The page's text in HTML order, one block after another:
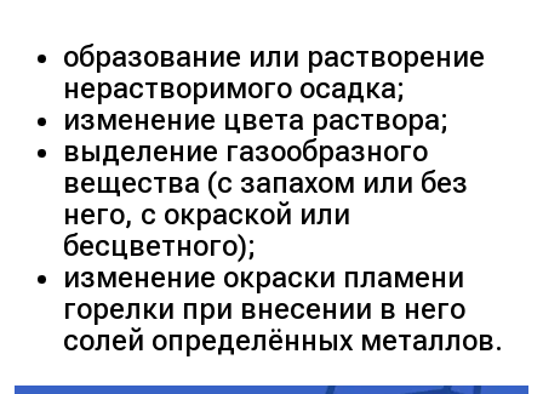
образование или растворение
нерастворимого осадка;
изменение цвета раствора;
выделение газообразного
вещества (с запахом или без
него, с окраской или
бесцветного);
изменение окраски пламени
горелки при внесении в него
солей определённых металлов.